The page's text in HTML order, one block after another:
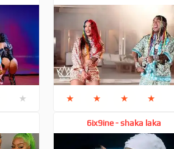
★ ★ ★ ★ ★
6ix9ine - shaka laka